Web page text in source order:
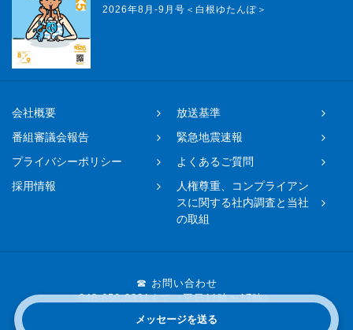
メッセージを送る
2026年8月-9月号＜白根ゆたんぽ＞
会社概要
放送基準
番組審議会報告
緊急地震速報
プライバシーポリシー
よくあるご質問
採用情報
人権尊重、コンプライアン
スに関する社内調査と当社
の取組
☎ お問い合わせ
048-650-0331まで（平日11時〜17時）
Copyright © 2019 FM NACK5 All rights reserved.